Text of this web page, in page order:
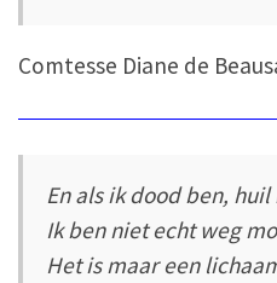
Comtesse Diane de
En als ik dood ben,
Ik ben niet echt weg
Het is maar een